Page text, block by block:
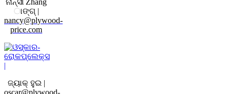
ନାନ୍ସୀ Zhang
ାଙ୍ଗ୍ |
nancy@plywood-
price.com
ଜ୍ୟାକ୍ ହୁଇ |